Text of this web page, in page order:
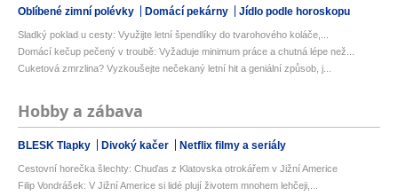
Oblíbené zimní polévky Domácí pekárny Jídlo podle horoskopu
Sladký poklad u cesty: Využijte letní špendlíky do tvarohového koláče,...
Domácí kečup pečený v troubě: Vyžaduje minimum práce a chutná lépe než...
Cuketová zmrzlina? Vyzkoušejte nečekaný letní hit a geniální způsob, j...
Hobby a zábava
BLESK Tlapky Divoký kačer Netflix filmy a seriály
Cestovní horečka šlechty: Chuďas z Klatovska otrokářem v Jižní Americe
Filip Vondrášek: V Jižní Americe si lidé plují životem mnohem lehčeji,...